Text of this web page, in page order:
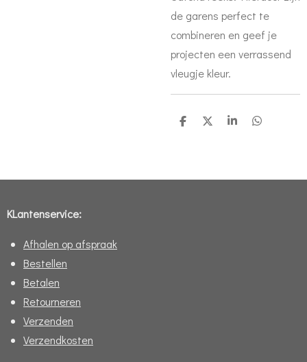
de garens perfect te
combineren en geef je
projecten een verrassend
vleugje kleur.
D
D
S
D
KLantenservice:
Afhalen op afspraak
Bestellen
Betalen
Retourneren
Verzenden
Verzendkosten